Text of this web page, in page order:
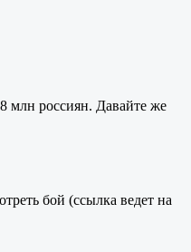
млн россиян. Давайте же
бой (ссылка ведет на